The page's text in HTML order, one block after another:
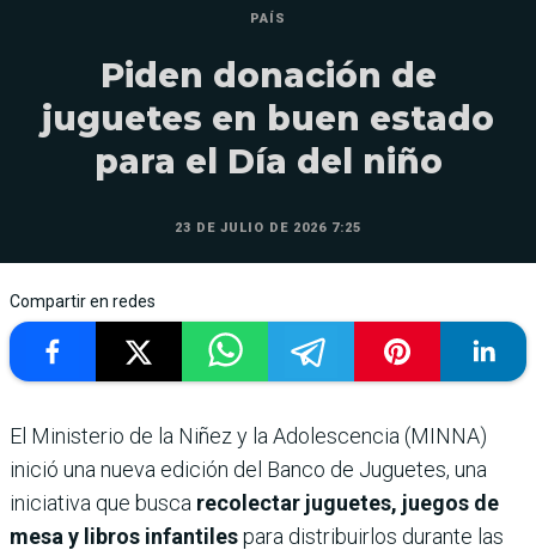
PAÍS
Piden donación de
juguetes en buen estado
para el Día del niño
23 DE JULIO DE 2026 7:25
Compartir en redes
El Ministerio de la Niñez y la Adolescencia (MINNA)
inició una nueva edición del Banco de Juguetes, una
iniciativa que busca recolectar juguetes, juegos de
mesa y libros infantilespara distribuirlos durante las